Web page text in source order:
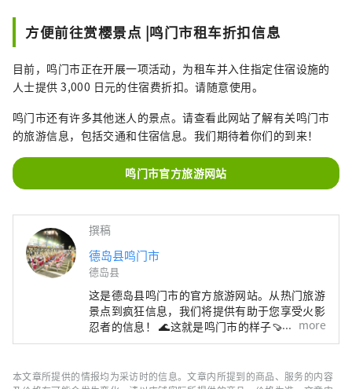
方便前往赏樱景点 |鸣门市租车折扣信息
目前，鸣门市正在开展一项活动，为租车并入住指定住宿设施的
人士提供 3,000 日元的住宿费折扣。请随意使用。
鸣门市还有许多其他迷人的景点。请查看此网站了解有关鸣门市
的旅游信息，包括交通和住宿信息。我们期待着你们的到来！
鸣门市官方旅游网站
撰稿
德岛县鸣门市
德岛县
这是德岛县鸣门市的官方旅游网站。从热门旅游
景点到疯狂信息，我们将提供有助于您享受火影
忍者的信息！ 🌊这就是鸣门市的样子🍠 四国的
东入口。通过大鸣门大桥和明石海峡大桥与关西
然！ 这里有被誉为世界三大水流之一的鸣门漩
more
本文章所提供的情报均为采访时的信息。文章内所提到的商品、服务的内容